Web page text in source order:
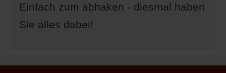
Einfach zum abhaken - diesmal haben
Sie alles dabei!